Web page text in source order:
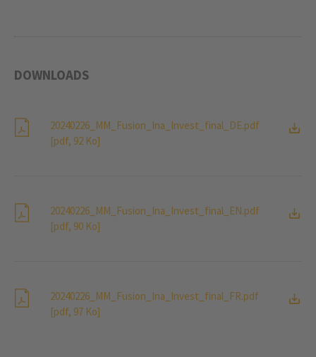
DOWNLOADS
20240226_MM_Fusion_Ina_Invest_final_DE.pdf
[pdf, 92 Ko]
20240226_MM_Fusion_Ina_Invest_final_EN.pdf
[pdf, 90 Ko]
20240226_MM_Fusion_Ina_Invest_final_FR.pdf
[pdf, 97 Ko]